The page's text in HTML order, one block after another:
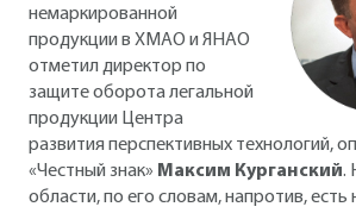
немаркированной
продукции в ХМАО и ЯНАО
отметил директор по
защите оборота легальной
продукции Центра
развития перспективных технологий,
«Честный знак» Максим Курганский.
области, по его словам, напротив,